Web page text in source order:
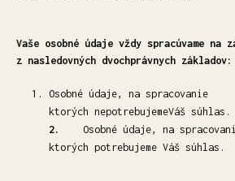
Vaše osobné údaje vždy spracúvame na
z nasledovných dvochprávnych základov:
Osobné údaje, na spracovanie
ktorých nepotrebujemeVáš súhlas.
2. Osobné údaje, na
ktorých potrebujeme Váš súhlas.